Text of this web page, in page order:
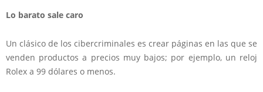
Lo barato sale caro
Un clásico de los cibercriminales es crear páginas en las que se
venden productos a precios muy bajos; por ejemplo, un reloj
Rolex a 99 dólares o menos.